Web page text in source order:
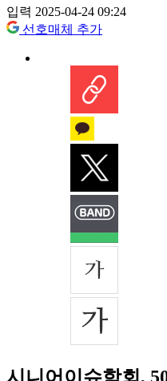
입력 2025-04-24 09:24
선호매체 추가